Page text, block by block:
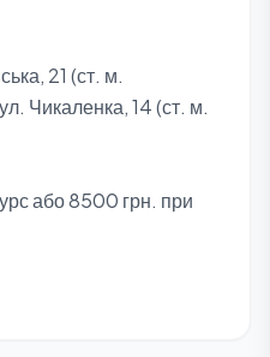
21 (ст. м.
Чикаленка, 14 (ст. м.
або 8500 грн. при